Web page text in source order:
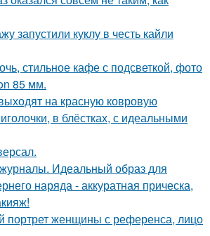
запустили куклу в честь кайли
стильное кафе с подсветкой, фото
85 мм.
на красную ковровую
в блёстках, с идеальными
Идеальный образ для
наряда - аккуратная прическа,
портрет женщины с референса, лицо